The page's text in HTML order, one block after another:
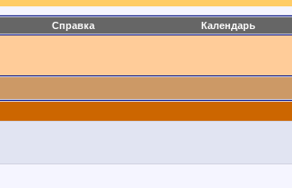
Справка Календарь